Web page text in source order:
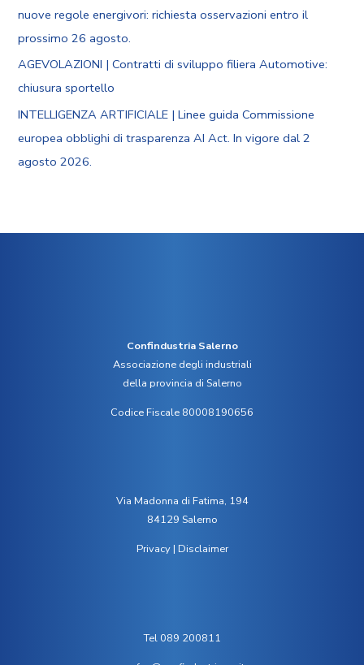
nuove regole energivori: richiesta osservazioni entro il
prossimo 26 agosto.
AGEVOLAZIONI | Contratti di sviluppo filiera Automotive:
chiusura sportello
INTELLIGENZA ARTIFICIALE | Linee guida Commissione
europea obblighi di trasparenza AI Act. In vigore dal 2
agosto 2026.
Confindustria Salerno
Associazione degli industriali
della provincia di Salerno
Codice Fiscale 80008190656
Via Madonna di Fatima, 194
84129 Salerno
Privacy| Disclaimer
Tel 089 200811